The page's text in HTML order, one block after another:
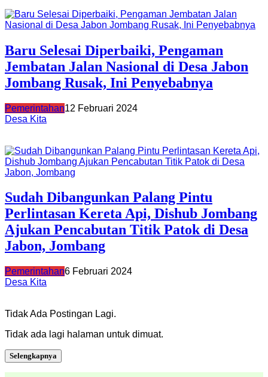
Baru Selesai Diperbaiki, Pengaman
Jembatan Jalan Nasional di Desa Jabon
Jombang Rusak, Ini Penyebabnya
Pemerintahan12 Februari 2024
Desa Kita
Sudah Dibangunkan Palang Pintu
Perlintasan Kereta Api, Dishub Jombang
Ajukan Pencabutan Titik Patok di Desa
Jabon, Jombang
Pemerintahan6 Februari 2024
Desa Kita
Tidak Ada Postingan Lagi.
Tidak ada lagi halaman untuk dimuat.
Selengkapnya